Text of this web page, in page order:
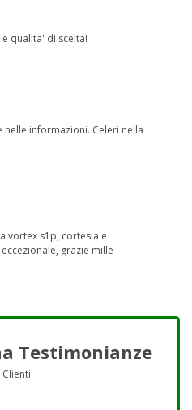
qualita' di scelta!
informazioni. Celeri nella
vortex s1p, cortesia e
grazie mille
Testimonianze
Clienti